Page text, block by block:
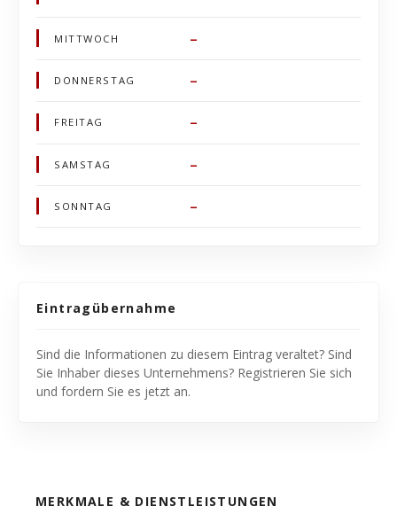
MITTWOCH –
DONNERSTAG –
FREITAG –
SAMSTAG –
SONNTAG –
Eintragübernahme
Sind die Informationen zu diesem Eintrag veraltet? Sind
Sie Inhaber dieses Unternehmens? Registrieren Sie sich
und fordern Sie es jetzt an.
MERKMALE & DIENSTLEISTUNGEN